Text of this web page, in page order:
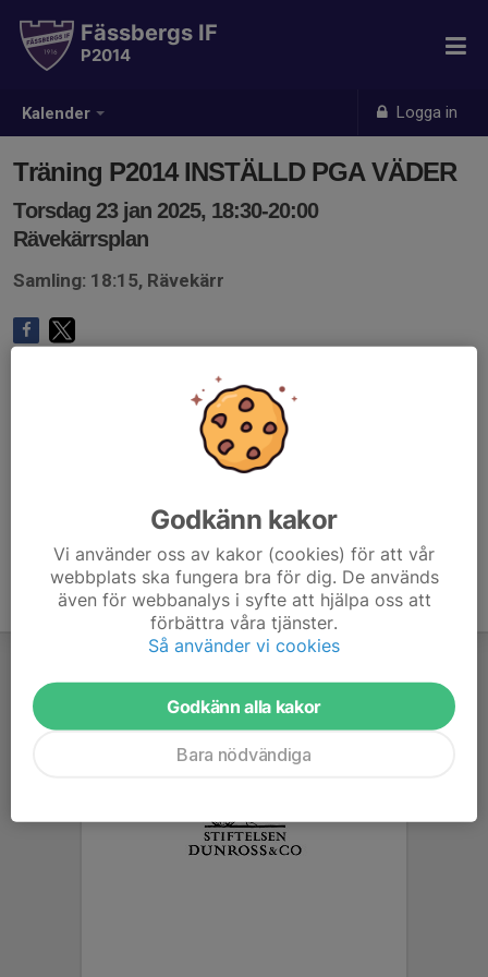
Kalender Logga in
Fässbergs IF
P2014
Träning P2014 INSTÄLLD PGA VÄDER
Torsdag 23 jan 2025, 18:30-20:00
Rävekärrsplan
Samling: 18:15, Rävekärr
Godkänn kakor
Vi använder oss av kakor (cookies) för att vår
webbplats ska fungera bra för dig. De används
även för webbanalys i syfte att hjälpa oss att
förbättra våra tjänster.
Så använder vi cookies
Godkänn alla kakor
Bara nödvändiga